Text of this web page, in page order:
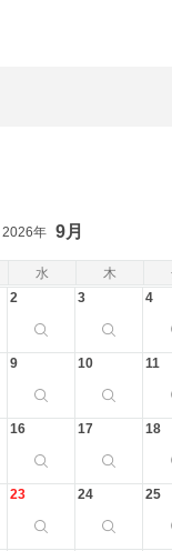
水 木
2026年 9月
2 3 4
9 10 11
16 17 18
23 24 25